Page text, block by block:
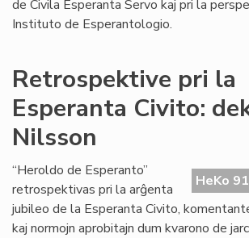
de Civila Esperanta Servo kaj pri la
Instituto de Esperantologio.
Retrospektive pri la
Esperanta Civito:
Nilsson
HeKo
“Heroldo de Esperanto”
retrospektivas pri la arĝenta
jubileo de la Esperanta Civito,
kaj normojn aprobitajn dum kvarono de